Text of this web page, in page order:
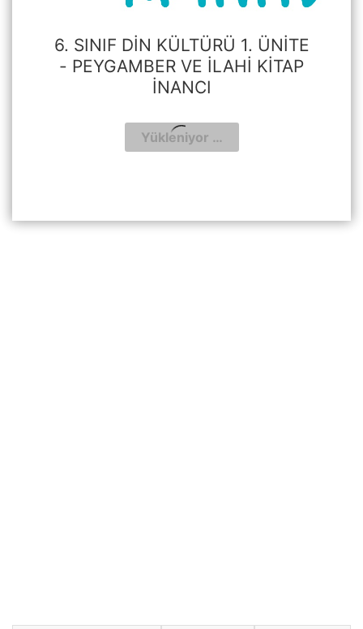
6. SINIF DIN KÜLTÜRÜ 1. ÜNITE
- PEYGAMBER VE İLAHI KITAP
İNANCI